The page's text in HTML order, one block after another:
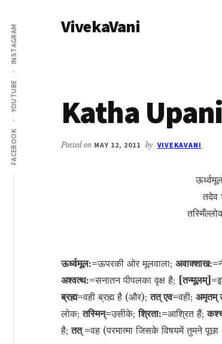
main
content
primary
sidebar
Additional
menu
FACEBOOK
YOUTUBE
INSTAGRAM VivekaVani
Katha
Posted on MAY 12, 2011 by VIVEKAVANI
तदेव
ऊर्ध्वमूल:=ऊपरकी ओर मूलवाला; अवाक्शाख:=
अश्वत्थ:=सनातन पीपलका वृक्ष है; [तन्मूलम्]=
ब्रह्म=वही ब्रह्म है (और);तत् एव=वही; अमृतम्
लोक;तस्मिन्=उसीके;श्रिता:=आश्रित हैं;
है;तत् =वह (परमात्मा जिसके विषयमें तुमने